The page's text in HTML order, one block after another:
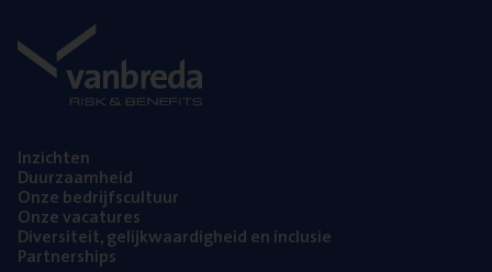
Inzich­ten
Duur­zaam­heid
Onze bedrijfs­cul­tuur
Onze vaca­tu­res
Diver­si­teit, gelijk­waar­dig­heid en inclusie
Part­ner­ships